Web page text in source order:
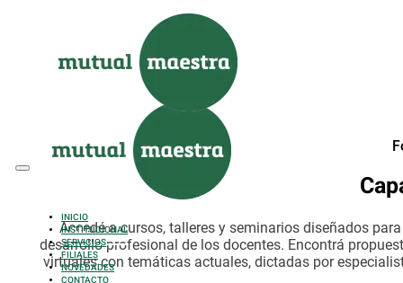
Saltar al pie de página
INICIO
INSTITUCIONAL
SERVICIOS
FILIALES
NOVEDADES
CONTACTO
Accedé a cursos, talleres y seminarios diseñados
desarrollo profesional de los docentes. Encontrá
virtuales con temáticas actuales, dictadas por